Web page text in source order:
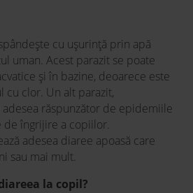
cu ușurință prin apă
uman. Acest parazit se poate
și în bazine, deoarece este
cu clor. Un alt parazit,
răspunzător de epidemiile
îngrijire a copiilor.
adesea diaree apoasă care
sau mai mult.
la copil?